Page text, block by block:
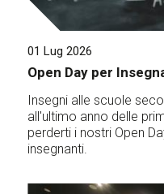
01 Lug 2026
Open Day per
Insegni alle scuole
all'ultimo anno delle
perderti i nostri Open
insegnanti.